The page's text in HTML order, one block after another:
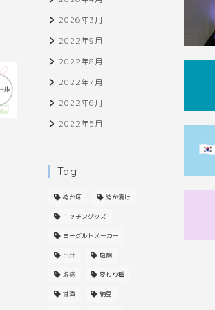
2026年3月
2022年9月
2022年8月
2022年7月
2022年6月
2022年5月
Tag
ぬか床 ぬか漬け
キッチングッズ
ヨーグルトメーカー
出汁 塩麴
塩麹 変わり種
甘酒 納豆